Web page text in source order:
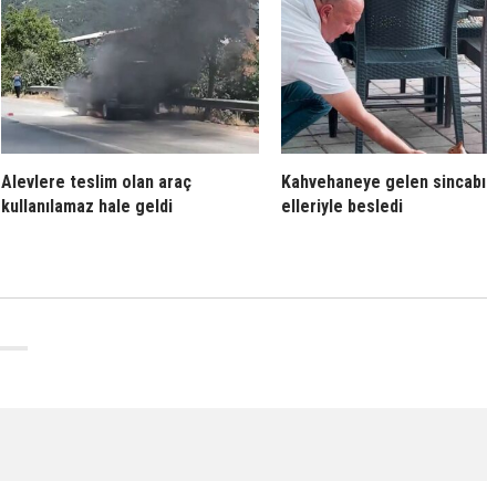
Alevlere teslim olan araç
kullanılamaz hale geldi
Kahvehaneye gelen sincabı
elleriyle besledi